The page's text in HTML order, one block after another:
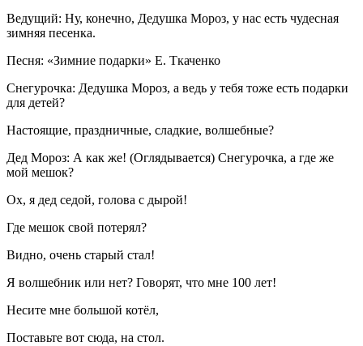
Ведущий: Ну, конечно, Дедушка Мороз, у нас есть чудесная
зимняя песенка.
Песня: «Зимние подарки» Е. Ткаченко
Снегурочка: Дедушка Мороз, а ведь у тебя тоже есть подарки
для детей?
Настоящие, праздничные, сладкие, волшебные?
Дед Мороз: А как же! (Оглядывается) Снегурочка, а где же
мой мешок?
Ох, я дед седой, голова с дырой!
Где мешок свой потерял?
Видно, очень старый стал!
Я волшебник или нет? Говорят, что мне 100 лет!
Несите мне большой котёл,
Поставьте вот сюда, на стол.